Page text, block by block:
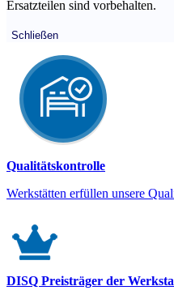
Ersatzteilen sind vorbehalten.
Schließen
Qualitätskontrolle
Werkstätten erfüllen unsere
DISQ Preisträger der